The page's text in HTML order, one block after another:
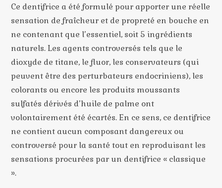
Ce dentifrice a été formulé pour apporter une réelle
sensation de fraîcheur et de propreté en bouche en
ne contenant que l’essentiel, soit 5 ingrédients
naturels. Les agents controversés tels que le
dioxyde de titane, le fluor, les conservateurs (qui
peuvent être des perturbateurs endocriniens), les
colorants ou encore les produits moussants
sulfatés dérivés d’huile de palme ont
volontairement été écartés. En ce sens, ce dentifrice
ne contient aucun composant dangereux ou
controversé pour la santé tout en reproduisant les
sensations procurées par un dentifrice « classique
».